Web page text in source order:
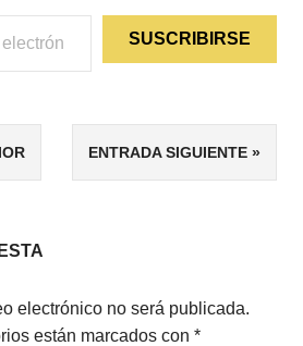
SUSCRIBIRSE
ENTRADA SIGUIENTE
electrónico no será publicada.
están marcados con *